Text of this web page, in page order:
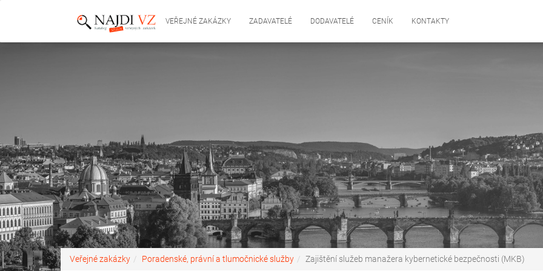
VEŘEJNÉ ZAKÁZKY ZADAVATELÉ DODAVATELÉ CENÍK KONTAKTY
Veřejné zakázky Poradenské, právní a tlumočnické služby Zajištění služeb manažera kybernetické bezpečnosti (MKB)